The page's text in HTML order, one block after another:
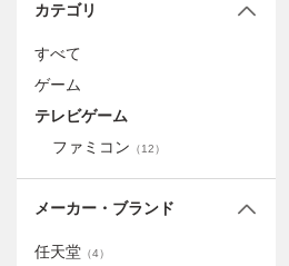
カテゴリ
すべて
ゲーム
テレビゲーム
ファミコン （12）
メーカー・ブランド
任天堂 （4）